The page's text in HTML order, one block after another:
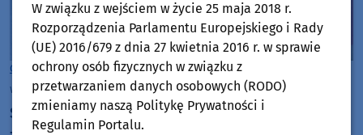
Gmina Czarne
wtorek, 28 kwietnia 2026, 09:40
Szkoła Podstawowa w Krzemieniewie ostatecznie
W związku z wejściem w życie 25 maja 2018 r.
Rozporządzenia Parlamentu Europejskiego i Rady
(UE) 2016/679 z dnia 27 kwietnia 2016 r. w sprawie
ochrony osób fizycznych w związku z
przetwarzaniem danych osobowych (RODO)
zmieniamy naszą Politykę Prywatności i
Regulamin Portalu.